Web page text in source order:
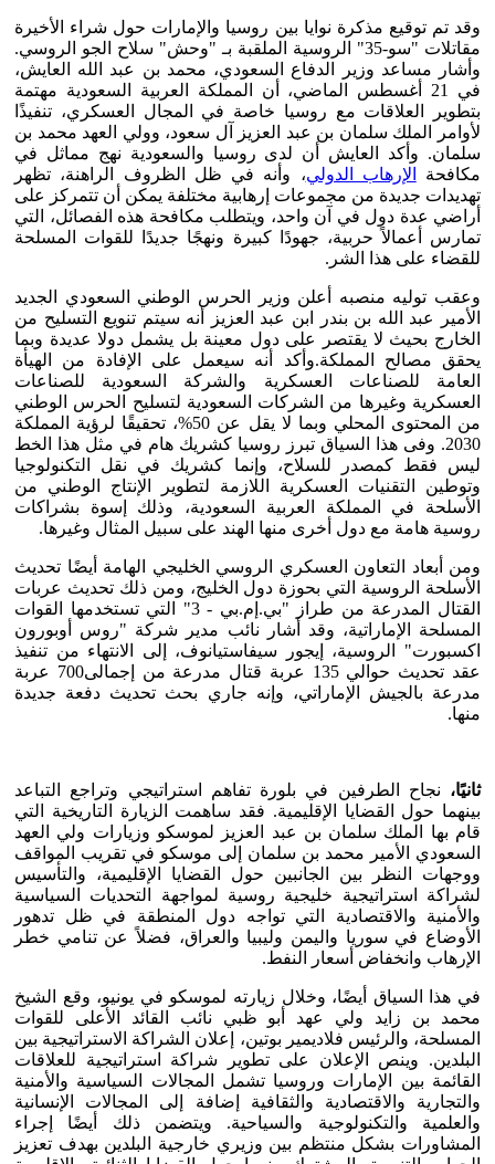
وقد تم توقيع مذكرة نوايا بين روسيا والإمارات حول شراء الأخيرة
مقاتلات "سو-35" الروسية الملقبة بـ "وحش" سلاح الجو الروسي.
وأشار مساعد وزير الدفاع السعودي، محمد بن عبد الله العايش،
في 21 أغسطس الماضي، أن المملكة العربية السعودية مهتمة
بتطوير العلاقات مع روسيا خاصة في المجال العسكري، تنفيذًا
لأوامر الملك سلمان بن عبد العزيز آل سعود، وولي العهد محمد بن
سلمان. وأكد العايش أن لدى روسيا والسعودية نهج مماثل في
مكافحة
الإرهاب الدولي، وأنه في ظل الظروف الراهنة، تظهر
تهديدات جديدة من مجموعات إرهابية مختلفة يمكن أن تتمركز على
أراضي عدة دول في آن واحد، ويتطلب مكافحة هذه الفصائل، التي
تمارس أعمالاً حربية، جهودًا كبيرة ونهجًا جديدًا للقوات المسلحة
للقضاء على هذا الشر.
وعقب توليه منصبه أعلن وزير الحرس الوطني السعودي الجديد
الأمير عبد الله بن بندر ابن عبد العزيز أنه سيتم تنويع التسليح من
الخارج بحيث لا يقتصر على دول معينة بل يشمل دولا عديدة وبما
يحقق مصالح المملكة.وأكد أنه سيعمل على الإفادة من الهيأة
العامة للصناعات العسكرية والشركة السعودية للصناعات
العسكرية وغيرها من الشركات السعودية لتسليح الحرس الوطني
من المحتوى المحلي وبما لا يقل عن 50%، تحقيقًا لرؤية المملكة
2030. وفى هذا السياق تبرز روسيا كشريك هام في مثل هذا الخط
ليس فقط كمصدر للسلاح، وإنما كشريك في نقل التكنولوجيا
وتوطين التقنيات العسكرية اللازمة لتطوير الإنتاج الوطني من
الأسلحة في المملكة العربية السعودية، وذلك إسوة بشراكات
روسية هامة مع دول أخرى منها الهند على سبيل المثال وغيرها.
ومن أبعاد التعاون العسكري الروسي الخليجي الهامة أيضًا تحديث
الأسلحة الروسية التي بحوزة دول الخليج، ومن ذلك تحديث عربات
القتال المدرعة من طراز "بي.إم.بي - 3" التي تستخدمها القوات
المسلحة الإماراتية، وقد أشار نائب مدير شركة "روس أوبورون
اكسبورت" الروسية، إيجور سيفاستيانوف، إلى الانتهاء من تنفيذ
عقد تحديث حوالي 135 عربة قتال مدرعة من إجمالى700 عربة
مدرعة بالجيش الإماراتي، وإنه جاري بحث تحديث دفعة جديدة
منها.
ثانيًا، نجاح الطرفين في بلورة تفاهم استراتيجي وتراجع التباعد
بينهما حول القضايا الإقليمية. فقد ساهمت الزيارة التاريخية التي
قام بها الملك سلمان بن عبد العزيز لموسكو وزيارات ولي العهد
السعودي الأمير محمد بن سلمان إلى موسكو في تقريب المواقف
ووجهات النظر بين الجانبين حول القضايا الإقليمية، والتأسيس
لشراكة استراتيجية خليجية روسية لمواجهة التحديات السياسية
والأمنية والاقتصادية التي تواجه دول المنطقة في ظل تدهور
الأوضاع في سوريا واليمن وليبيا والعراق، فضلاً عن تنامي خطر
الإرهاب وانخفاض أسعار النفط.
في هذا السياق أيضًا، وخلال زيارته لموسكو في يونيو، وقع الشيخ
محمد بن زايد ولي عهد أبو ظبي نائب القائد الأعلى للقوات
المسلحة، والرئيس فلاديمير بوتين، إعلان الشراكة الاستراتيجية بين
البلدين. وينص الإعلان على تطوير شراكة استراتيجية للعلاقات
القائمة بين الإمارات وروسيا تشمل المجالات السياسية والأمنية
والتجارية والاقتصادية والثقافية إضافة إلى المجالات الإنسانية
والعلمية والتكنولوجية والسياحية. ويتضمن ذلك أيضًا إجراء
المشاورات بشكل منتظم بين وزيري خارجية البلدين بهدف تعزيز